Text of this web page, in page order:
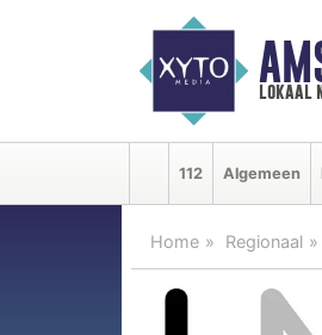
lokaal
112 Algemeen
Home Regionaal